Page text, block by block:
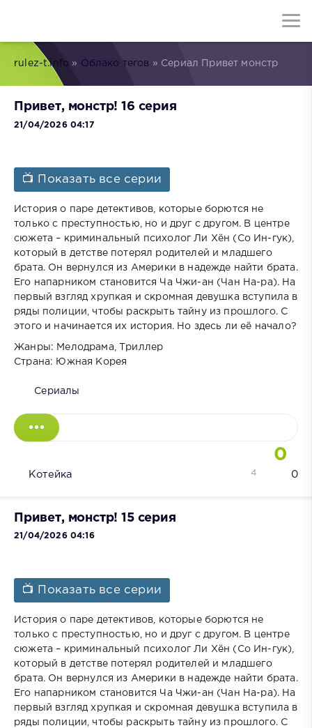
rulez-t.info » Облако тегов » Сериал Привет монстр
Привет, монстр! 16 серия
21/04/2026 04:17
📺 Показать все серии
История о паре детективов, которые борются не
только с преступностью, но и друг с другом. В центре
сюжета – криминальный психолог Ли Хён (Со Ин-гук),
который в детстве потерял родителей и младшего
брата. Он вернулся из Америки в надежде найти брата.
Его напарником становится Ча Чжи-ан (Чан На-ра). На
первый взгляд хрупкая и скромная девушка вступила в
ряды полиции, чтобы раскрыть тайну из прошлого. С
этого и начинается их история. Но здесь ли её начало?
Жанры: Мелодрама, Триллер
Страна: Южная Корея
Сериалы
0
Котейка 0
4
Привет, монстр! 15 серия
21/04/2026 04:16
📺 Показать все серии
История о паре детективов, которые борются не
только с преступностью, но и друг с другом. В центре
сюжета – криминальный психолог Ли Хён (Со Ин-гук),
который в детстве потерял родителей и младшего
брата. Он вернулся из Америки в надежде найти брата.
Его напарником становится Ча Чжи-ан (Чан На-ра). На
первый взгляд хрупкая и скромная девушка вступила в
ряды полиции, чтобы раскрыть тайну из прошлого. С